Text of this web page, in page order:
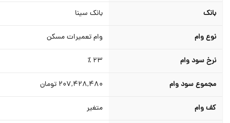
بانک بانک سینا
نوع وام وام تعمیرات مسکن
نرخ سود وام
مجموع سود وام 207,428,480 تومان
کف وام متغیر